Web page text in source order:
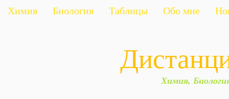
Химия Биология Таблицы Обо мне
Химия,